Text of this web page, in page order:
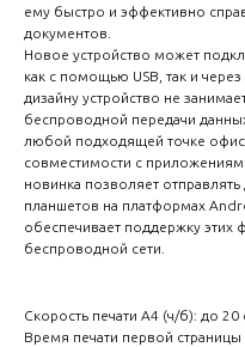
ему быстро и эффективно
документов.
Новое устройство может
как с помощью USB, так и
дизайну устройство не
беспроводной передачи
любой подходящей точке
совместимости с
новинка позволяет
планшетов на платформах
обеспечивает поддержку этих
беспроводной сети.
Скорость печати A4 (ч/б): до 20
Время печати первой страницы